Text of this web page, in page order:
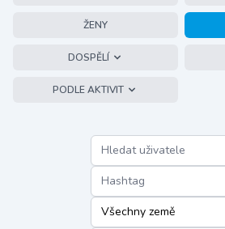
ŽENY
DOSPĚLÍ
PODLE AKTIVIT
Hashtag